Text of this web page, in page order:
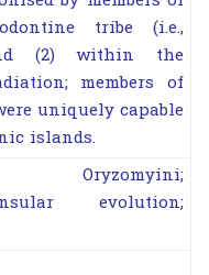
tribe (i.e.,
(2) within the
members of
uniquely capable
islands.
Oryzomyini;
evolution;